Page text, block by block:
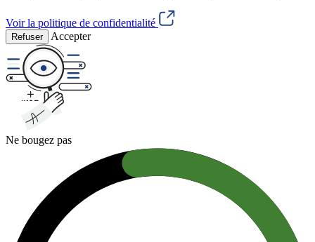
Voir la politique de confidentialité
Refuser Accepter
Ne bougez pas